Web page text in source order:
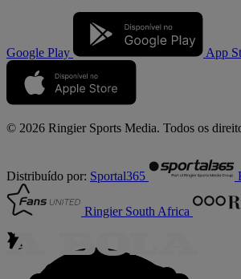
Google Play App
© 2026 Ringier Sports Media. Todos os
Distribuído por: Sportal365
Ringier South Africa